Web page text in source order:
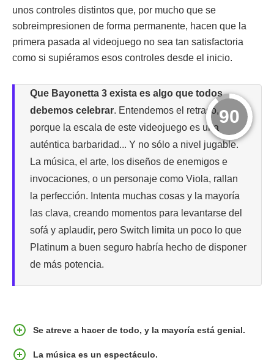
unos controles distintos que, por mucho que se
sobreimpresionen de forma permanente, hacen que la
primera pasada al videojuego no sea tan satisfactoria
como si supiéramos esos controles desde el inicio.
90
Que Bayonetta 3 exista es algo que todos
debemos celebrar. Entendemos el retraso,
porque la escala de este videojuego es una
auténtica barbaridad... Y no sólo a nivel jugable.
La música, el arte, los diseños de enemigos e
invocaciones, o un personaje como Viola, rallan
la perfección. Intenta muchas cosas y la mayoría
las clava, creando momentos para levantarse del
sofá y aplaudir, pero Switch limita un poco lo que
Platinum a buen seguro habría hecho de disponer
de más potencia.
Se atreve a hacer de todo, y la mayoría está genial.
La música es un espectáculo.